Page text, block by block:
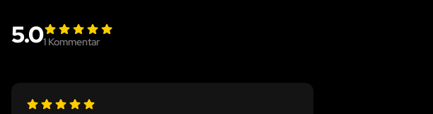
5.01 Kommentar